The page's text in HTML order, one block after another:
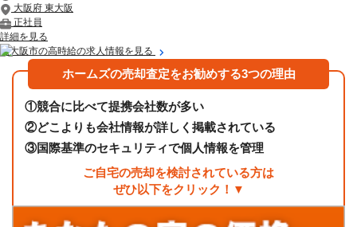
大阪府 東大阪
正社員
詳細を見る
東大阪市の高時給の求人情報を見る
ホームズの売却査定をお勧めする3つの理由
①競合に比べて提携会社数が多い
②どこよりも会社情報が詳しく掲載されている
③国際基準のセキュリティで個人情報を管理
ご自宅の売却を検討されている方は
ぜひ以下をクリック！▼